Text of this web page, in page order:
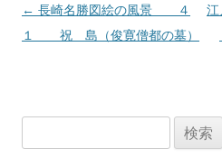
投
稿
← 長崎名勝図絵の風景 ４
１ 祝 島（俊寛僧都の墓）
索: